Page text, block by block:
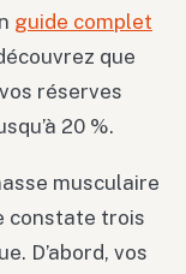
guide complet
que
réserves
20 %.
musculaire
constate trois
D’abord, vos